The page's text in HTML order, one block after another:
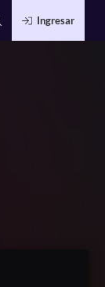
Ingresar